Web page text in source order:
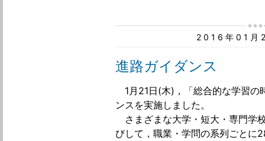
2016年01月
進路ガイダンス
1月21日(木)，「総合的な学習の
ンスを実施しました。
さまざまな大学・短大・専門学
びして，職業・学問の系列ごとに